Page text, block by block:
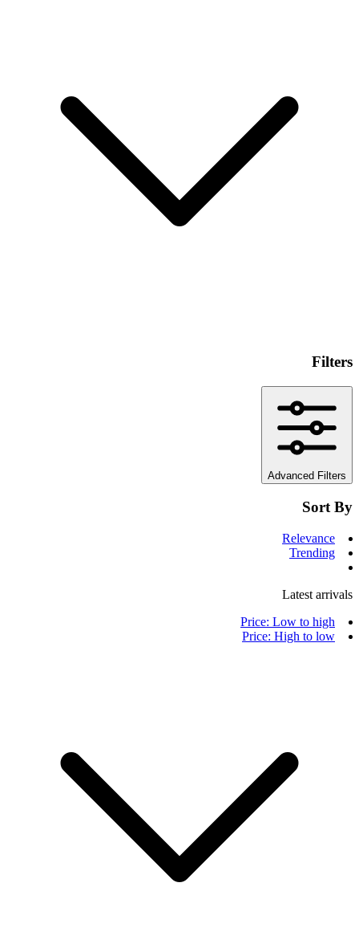
Filters
Advanced Filters
Sort By
Relevance
Trending
Latest arrivals
Price: Low to high
Price: High to low